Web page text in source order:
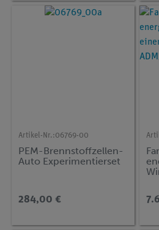
Artikel-Nr.:06769-00
PEM-Brennstoffzellen-
Auto Experimentierset
284,00 €